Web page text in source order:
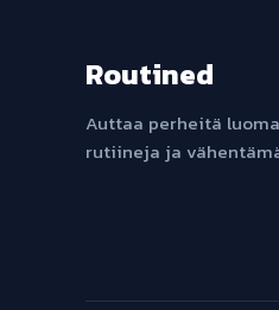
Routined
Auttaa perheitä
rutiineja ja